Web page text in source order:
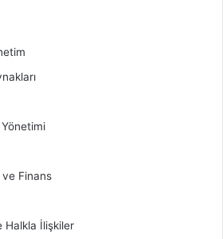
ve Finans
Halkla İlişkiler